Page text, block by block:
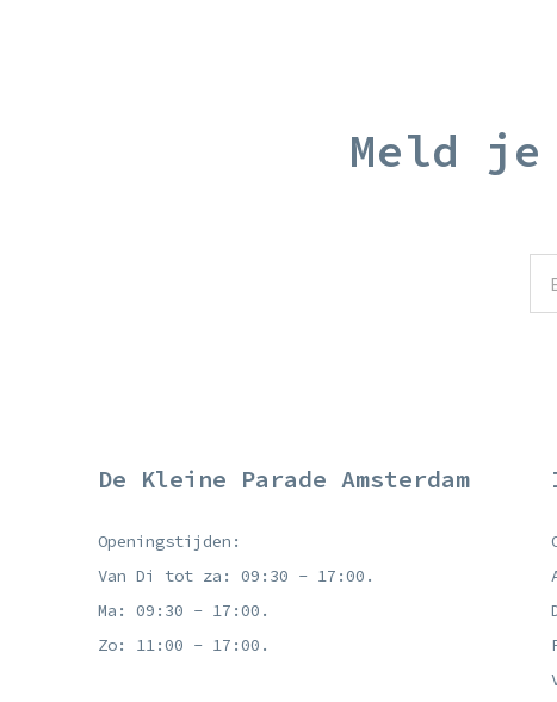
Meld
De Kleine Parade Amsterdam
Openingstijden:
Van Di tot za: 09:30 - 17:00.
Ma: 09:30 - 17:00.
Zo: 11:00 - 17:00.